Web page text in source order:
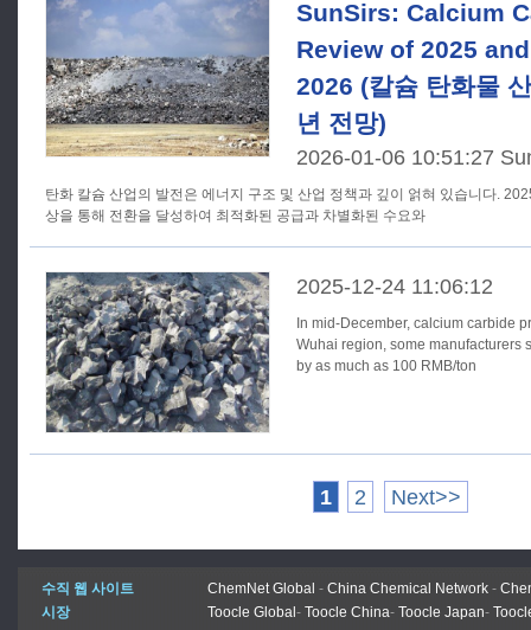
SunSirs: Calcium
Review of 2025
2026 (칼슘 탄화물
년 전망)
2026-01-06 10:51:27
탄화 칼슘 산업의 발전은 에너지 구조 및 산업 정책과 깊이 얽혀 있습니다.
상을 통해 전환을 달성하여 최적화된 공급과 차별화된 수요와
2025-12-24 11:06:12
In mid-December, calcium carbide
Wuhai region, some manufacturers
by as much as 100 RMB/ton
1 2 Next>>
수직 웹 사이트 ChemNet Global - China Chemical Network -
시장
Toocle Global - Toocle China- Toocle Japan-